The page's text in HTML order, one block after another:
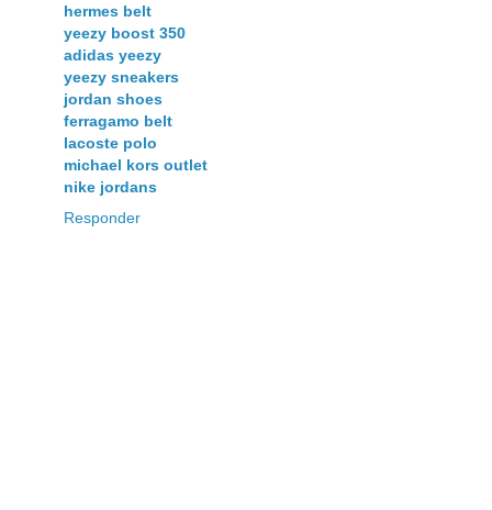
hermes belt
yeezy boost 350
adidas yeezy
yeezy sneakers
jordan shoes
ferragamo belt
lacoste polo
michael kors outlet
nike jordans
Responder